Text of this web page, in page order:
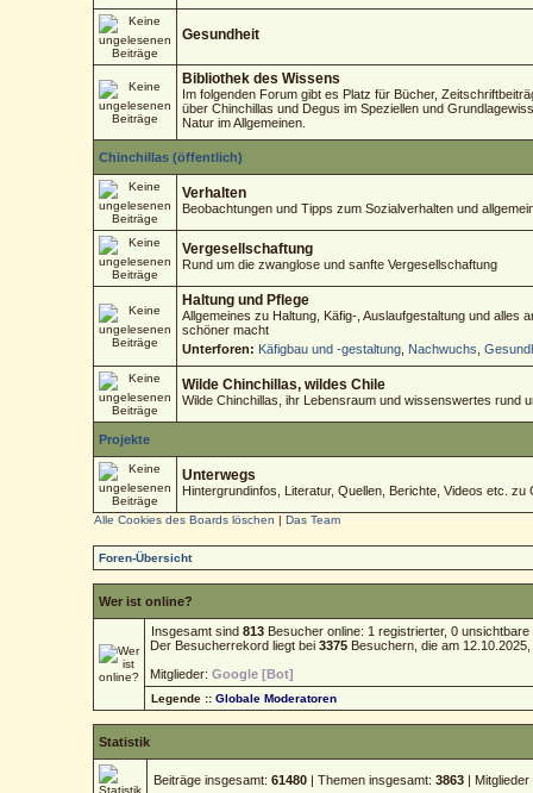
Gesundheit
Bibliothek des Wissens
Im folgenden Forum gibt es Platz für Bücher,
über Chinchillas und Degus im Speziellen und
Natur im Allgemeinen.
Chinchillas (öffentlich)
Verhalten
Beobachtungen und Tipps zum Sozialverhalten und
Vergesellschaftung
Rund um die zwanglose und sanfte Vergesellschaftung
Haltung und Pflege
Allgemeines zu Haltung, Käfig-, Auslaufgestaltung und alles
schöner macht
Unterforen: Käfigbau und -gestaltung Nachwuchs ,
Wilde Chinchillas, wildes Chile
Wilde Chinchillas, ihr Lebensraum und wissenswertes rund
Projekte
Unterwegs
Hintergrundinfos, Literatur, Quellen, Berichte, Videos etc. zu
Alle Cookies des Boards löschen |Das Team
Foren-Übersicht
Wer ist online?
Insgesamt sind813 Besucher online: 1 registrierter, 0
Der Besucherrekord liegt bei3375 Besuchern, die am
Mitglieder:Google [Bot]
Legende ::Globale Moderatoren
Statistik
Beiträge insgesamt:61480 | Themen insgesamt:3863 |